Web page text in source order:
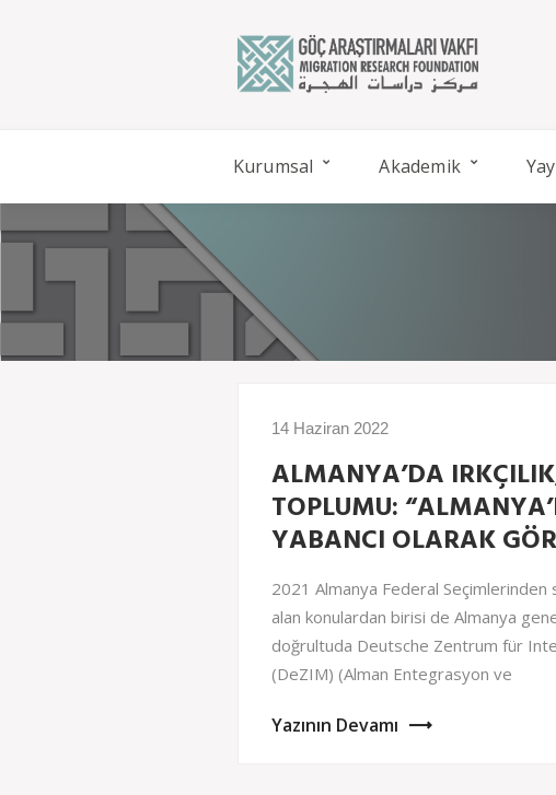
Kurumsal Akademik
14 Haziran 2022
ALMANYA’DA
TOPLUMU:
YABANCI OLARAK
2021 Almanya Federal
alan konulardan birisi de Almanya
doğrultuda Deutsche Zentrum für
(DeZIM) (Alman Entegrasyon ve
Yazının Devamı